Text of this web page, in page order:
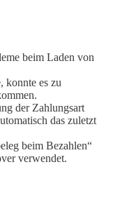
beim Laden von
konnte es zu
der Zahlungsart
das zuletzt
beim Bezahlen“
verwendet.